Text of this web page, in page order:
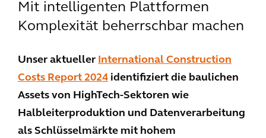
Mit intelligenten Plattformen
Komplexität beherrschbar machen
Unser aktueller International Construction
Costs Report 2024 identifiziert die baulichen
Assets von HighTech-Sektoren wie
Halbleiterproduktion und Datenverarbeitung
als Schlüsselmärkte mit hohem